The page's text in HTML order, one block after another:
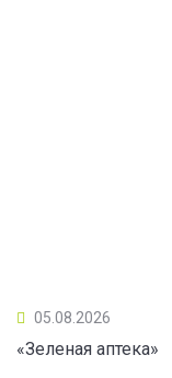
05.08.2026
«Зеленая аптека»